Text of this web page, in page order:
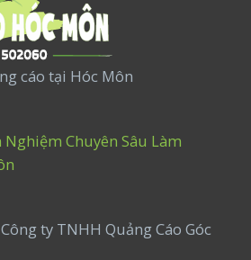
cáo tại Hóc Môn
Chuyên Sâu Làm
ty TNHH Quảng Cáo Góc